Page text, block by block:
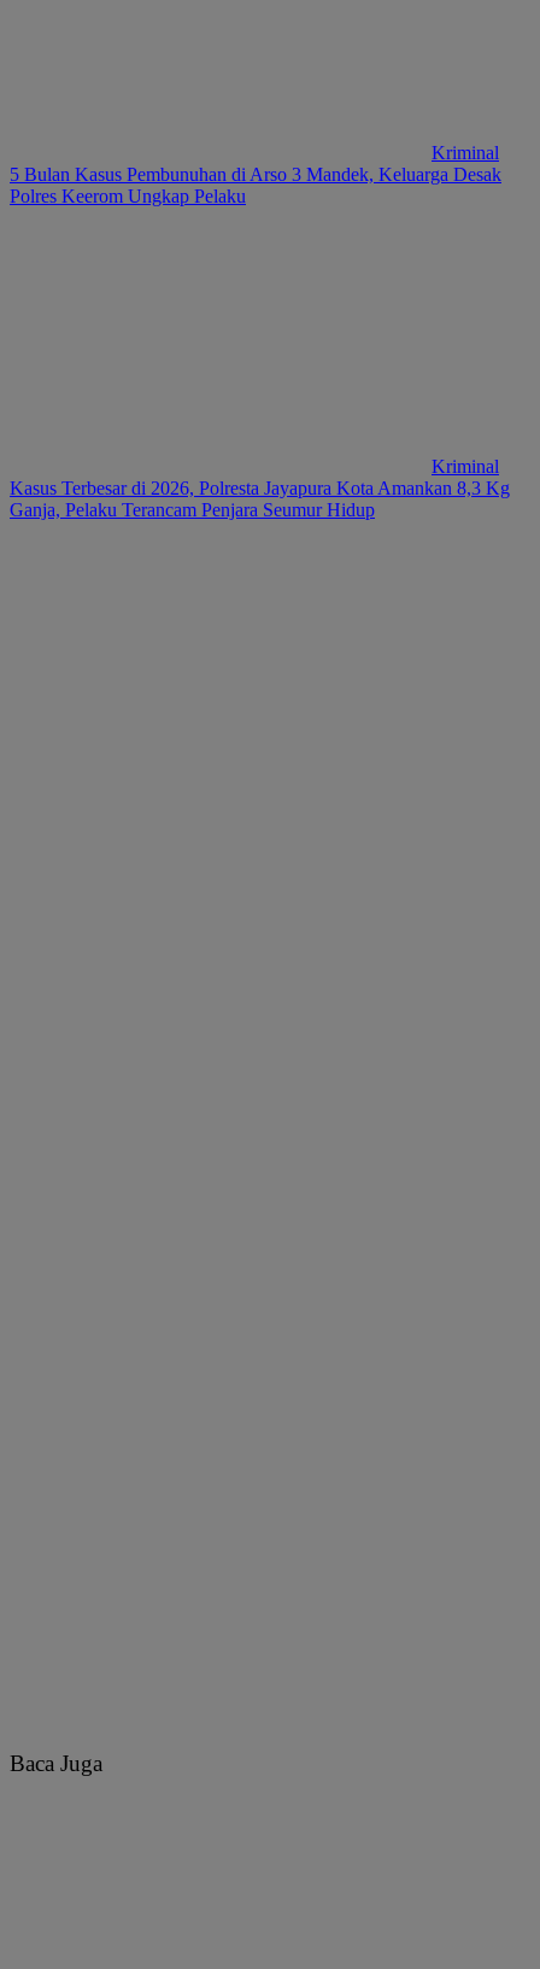
Kriminal
5 Bulan Kasus Pembunuhan di Arso 3 Mandek, Keluarga Desak
Polres Keerom Ungkap Pelaku
Kriminal
Kasus Terbesar di 2026, Polresta Jayapura Kota Amankan 8,3 Kg
Ganja, Pelaku Terancam Penjara Seumur Hidup
Baca Juga